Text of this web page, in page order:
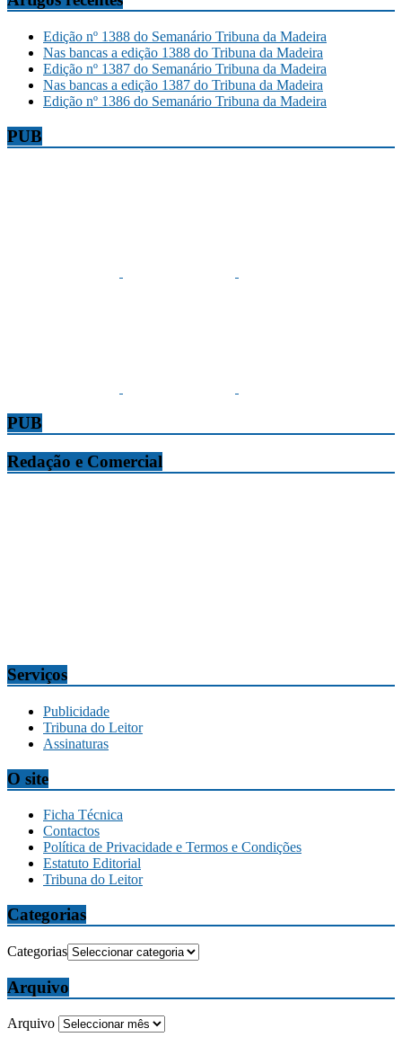
Edição nº 1388 do Semanário Tribuna da Madeira
Nas bancas a edição 1388 do Tribuna da Madeira
Edição nº 1387 do Semanário Tribuna da Madeira
Nas bancas a edição 1387 do Tribuna da Madeira
Edição nº 1386 do Semanário Tribuna da Madeira
PUB
PUB
Redação e Comercial
Serviços
Publicidade
Tribuna do Leitor
Assinaturas
O site
Ficha Técnica
Contactos
Política de Privacidade e Termos e Condições
Estatuto Editorial
Tribuna do Leitor
Categorias
Categorias
Arquivo
Arquivo